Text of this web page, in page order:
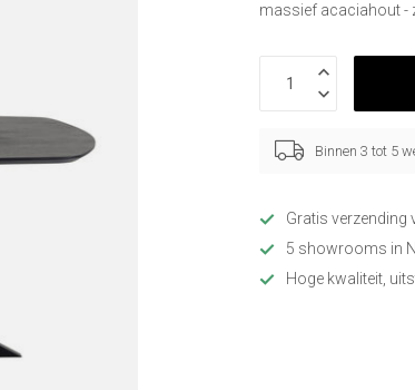
massief acaciahout -
Binnen 3 tot 5
Gratis verzending
5 showrooms in
Hoge kwaliteit,